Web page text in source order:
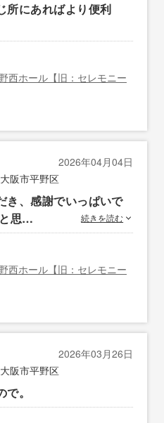
所にあればより便利
西ホール【旧：セレモニー
2026年04月04日
阪市平野区
き、感謝でいっぱいで
思…
続きを読む
西ホール【旧：セレモニー
2026年03月26日
阪市平野区
。